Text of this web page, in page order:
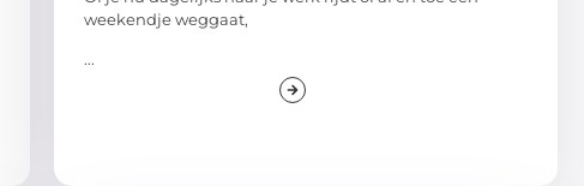
weekendje weggaat,
...